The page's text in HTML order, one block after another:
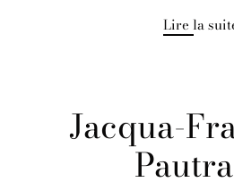
Lire la
Jacqua-